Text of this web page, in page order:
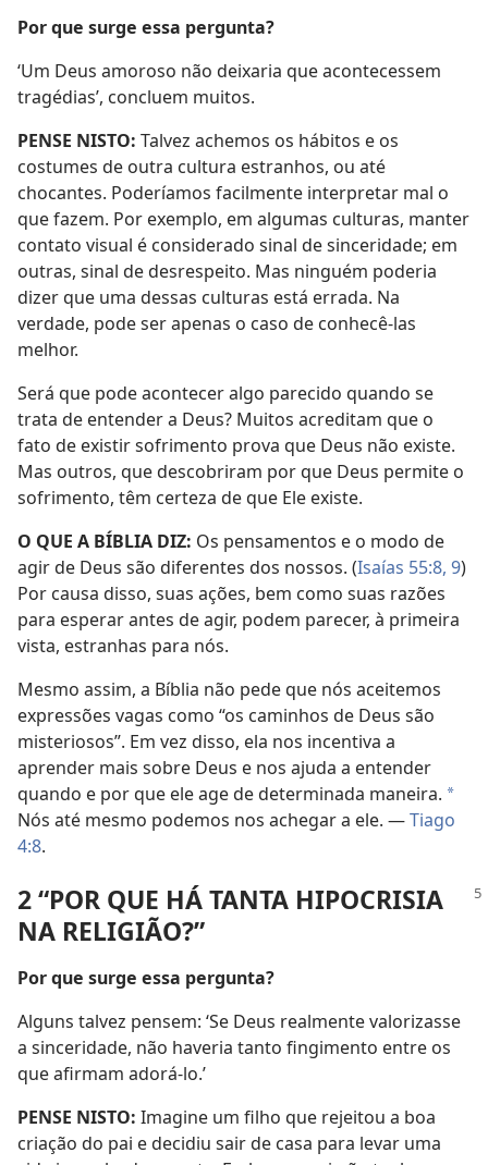
Por que surge essa pergunta?
‘Um Deus amoroso não deixaria que acontecessem
tragédias’, concluem muitos.
PENSE NISTO: Talvez achemos os hábitos e os
costumes de outra cultura estranhos, ou até
chocantes. Poderíamos facilmente interpretar mal o
que fazem. Por exemplo, em algumas culturas, manter
contato visual é considerado sinal de sinceridade; em
outras, sinal de desrespeito. Mas ninguém poderia
dizer que uma dessas culturas está errada. Na
verdade, pode ser apenas o caso de conhecê-las
melhor.
Será que pode acontecer algo parecido quando se
trata de entender a Deus? Muitos acreditam que o
fato de existir sofrimento prova que Deus não existe.
Mas outros, que descobriram por que Deus permite o
sofrimento, têm certeza de que Ele existe.
O QUE A BÍBLIA DIZ: Os pensamentos e o modo de
agir de Deus são diferentes dos nossos. (Isaías 55:8, 9)
Por causa disso, suas ações, bem como suas razões
para esperar antes de agir, podem parecer, à primeira
vista, estranhas para nós.
Mesmo assim, a Bíblia não pede que nós aceitemos
expressões vagas como “os caminhos de Deus são
misteriosos”. Em vez disso, ela nos incentiva a
aprender mais sobre Deus e nos ajuda a entender
quando e por que ele age de determinada maneira. *
Nós até mesmo podemos nos achegar a ele. —Tiago
4:8.
2 “POR QUE HÁ TANTA HIPOCRISIA
NA RELIGIÃO?”
Por que surge essa pergunta?
Alguns talvez pensem: ‘Se Deus realmente valorizasse
a sinceridade, não haveria tanto fingimento entre os
que afirmam adorá-lo.’
PENSE NISTO: Imagine um filho que rejeitou a boa
criação do pai e decidiu sair de casa para levar uma